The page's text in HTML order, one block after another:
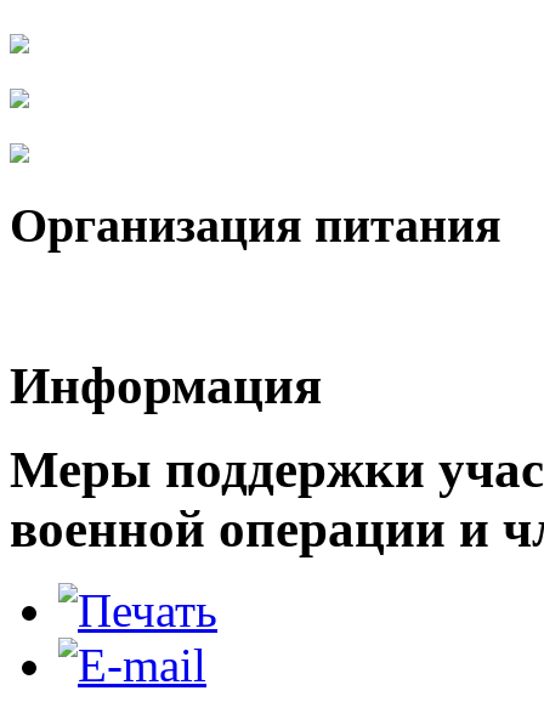
Организация питания
Информация
Меры поддержки
военной операции и